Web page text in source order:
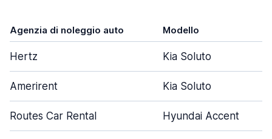
Agenzia di noleggio auto Modello
Hertz Kia Soluto
Amerirent Kia Soluto
Routes Car Rental Hyundai Accent